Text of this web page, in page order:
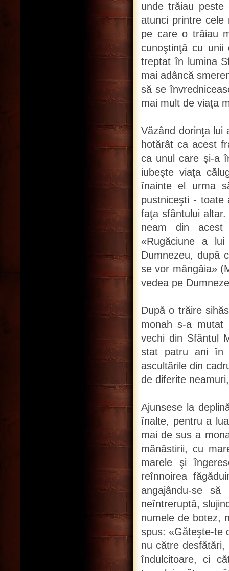
unde trăiau peste
atunci printre cele
pe care o trăiau
cunoştinţă cu unii
treptat în lumina
mai adâncă
să se
mai mult de viaţa
Văzând dorinţa lui
hotărât ca acest
ca unul care şi-a
iubeşte viaţa
înainte el urma
pustniceşti - toate
faţa sfântului
neam din acest
«Rugăciune a
Dumnezeu, după
se vor mângâia»
vedea pe
După o trăire
monah s-a mutat
vechi din Sfântul
stat patru ani în
ascultările din
de diferite
Ajunsese la
înalte, pentru a
mai de sus a
mănăstirii, cu
marele şi
reînnoirea
angajându-se
neîntreruptă,
numele de botez,
spus: «Găteşte-te
nu către
îndulcitoare, ci